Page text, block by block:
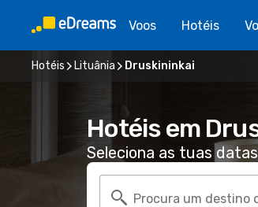
Voos Hotéis
Hotéis Lituânia Druskininkai
Hotéis em
Seleciona as tuas
Procura um destino